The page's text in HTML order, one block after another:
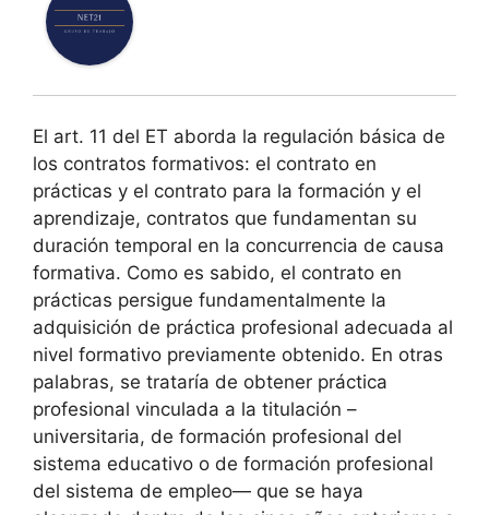
El art. 11 del ET aborda la regulación básica de
los contratos formativos: el contrato en
prácticas y el contrato para la formación y el
aprendizaje, contratos que fundamentan su
duración temporal en la concurrencia de causa
formativa. Como es sabido, el contrato en
prácticas persigue fundamentalmente la
adquisición de práctica profesional adecuada al
nivel formativo previamente obtenido. En otras
palabras, se trataría de obtener práctica
profesional vinculada a la titulación –
universitaria, de formación profesional del
sistema educativo o de formación profesional
del sistema de empleo— que se haya